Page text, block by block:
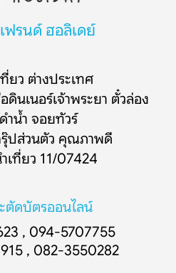
ฟรนด์ ฮอลิเดย์
ยว ต่างประเทศ
ดินเนอร์เจ้าพระยา ตั๋วล่อง
ำน้ำ จอยทัวร์
ปส่วนตัว คุณภาพดี
เที่ยว 11/07424
ตัดบัตรออนไลน์
, 094-5707755
, 082-3550282